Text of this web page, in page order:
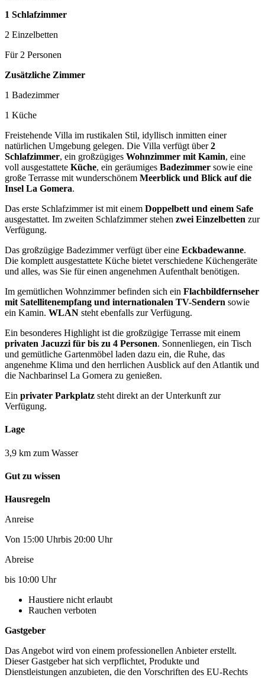
1 Schlafzimmer
2 Einzelbetten
Für 2 Personen
Zusätzliche Zimmer
1 Badezimmer
1 Küche
Freistehende Villa im rustikalen Stil, idyllisch inmitten einer
natürlichen Umgebung gelegen. Die Villa verfügt über2
Schlafzimmer, ein großzügiges Wohnzimmer mit Kamin, eine
voll ausgestattete Küche, ein geräumiges Badezimmer sowie eine
große Terrasse mit wunderschönem Meerblick und Blick auf die
Insel La Gomera.
Das erste Schlafzimmer ist mit einem Doppelbett und einem Safe
ausgestattet. Im zweiten Schlafzimmer stehen zwei Einzelbetten zur
Verfügung.
Das großzügige Badezimmer verfügt über eine Eckbadewanne.
Die komplett ausgestattete Küche bietet verschiedene Küchengeräte
und alles, was Sie für einen angenehmen Aufenthalt benötigen.
Im gemütlichen Wohnzimmer befinden sich ein Flachbildfernseher
mit Satellitenempfang und internationalen TV-Sendern sowie
ein Kamin. WLAN steht ebenfalls zur Verfügung.
Ein besonderes Highlight ist die großzügige Terrasse mit einem
privaten Jacuzzi für bis zu 4 Personen. Sonnenliegen, ein Tisch
und gemütliche Gartenmöbel laden dazu ein, die Ruhe, das
angenehme Klima und den herrlichen Ausblick auf den Atlantik und
die Nachbarinsel La Gomera zu genießen.
Ein privater Parkplatz steht direkt an der Unterkunft zur
Verfügung.
Lage
3,9 km zum Wasser
Gut zu wissen
Hausregeln
Anreise
Von 15:00 Uhrbis 20:00 Uhr
Abreise
bis 10:00 Uhr
Haustiere nicht erlaubt
Rauchen verboten
Gastgeber
Das Angebot wird von einem professionellen Anbieter erstellt.
Dieser Gastgeber hat sich verpflichtet, Produkte und
Dienstleistungen anzubieten, die den Vorschriften des EU-Rechts